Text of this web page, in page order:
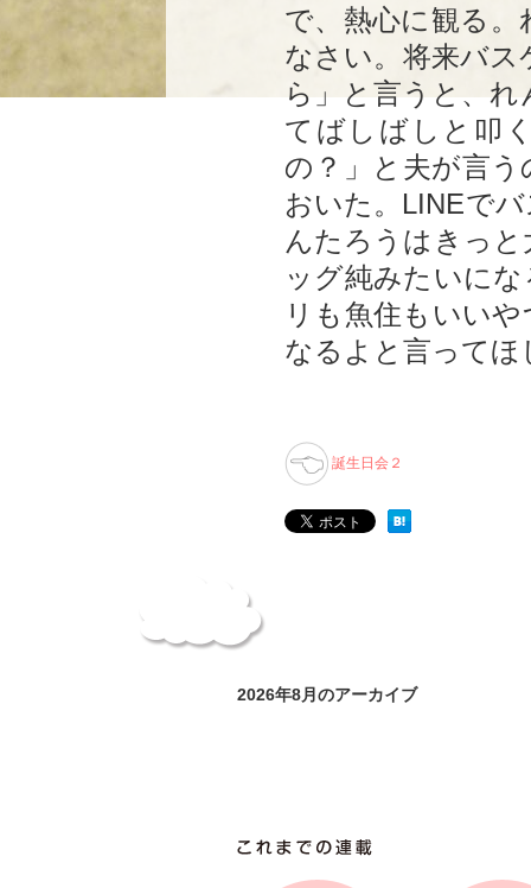
で、熱心に観る
なさい。将来バ
ら」と言うと、
てばしばしと叩
の？」と夫が言
おいた。LINEで
んたろうはきっ
ッグ純みたいに
リも魚住もいい
なるよと言ってほ
誕生日会２
2026年8月のアーカイブ